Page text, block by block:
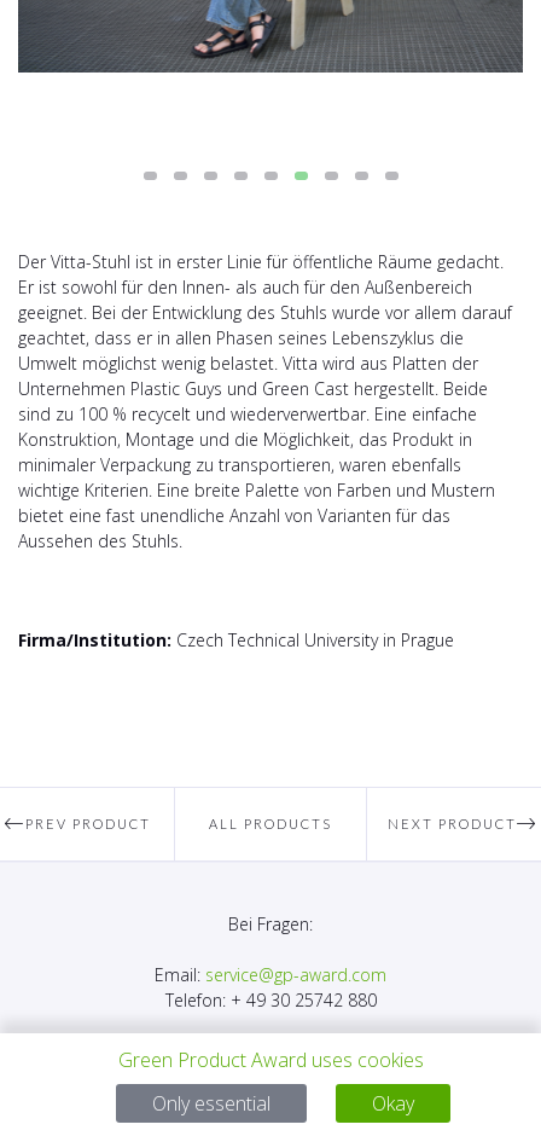
Der Vitta-Stuhl ist in erster Linie für öffentliche Räume gedacht.
Er ist sowohl für den Innen- als auch für den Außenbereich
geeignet. Bei der Entwicklung des Stuhls wurde vor allem darauf
geachtet, dass er in allen Phasen seines Lebenszyklus die
Umwelt möglichst wenig belastet. Vitta wird aus Platten der
Unternehmen Plastic Guys und Green Cast hergestellt. Beide
sind zu 100 % recycelt und wiederverwertbar. Eine einfache
Konstruktion, Montage und die Möglichkeit, das Produkt in
minimaler Verpackung zu transportieren, waren ebenfalls
wichtige Kriterien. Eine breite Palette von Farben und Mustern
bietet eine fast unendliche Anzahl von Varianten für das
Aussehen des Stuhls.
Firma/Institution: Czech Technical University in Prague
PREV PRODUCT ALL PRODUCTS NEXT PRODUCT
Bei Fragen:
Email: service@gp-award.com
Telefon: + 49 30 25742 880
Green Product Award uses cookies
Only essential
Okay